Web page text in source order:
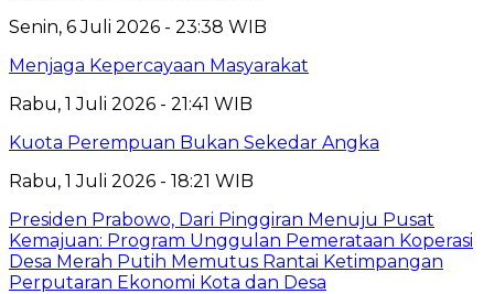
Senin, 6 Juli 2026 - 23:38 WIB
Menjaga Kepercayaan Masyarakat
Rabu, 1 Juli 2026 - 21:41 WIB
Kuota Perempuan Bukan Sekedar Angka
Rabu, 1 Juli 2026 - 18:21 WIB
Presiden Prabowo, Dari Pinggiran Menuju Pusat
Kemajuan: Program Unggulan Pemerataan Koperasi
Desa Merah Putih Memutus Rantai Ketimpangan
Perputaran Ekonomi Kota dan Desa